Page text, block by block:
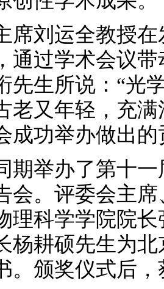
刘运全教授在
通过学术会议
先生所说：“光
老又年轻，充
成功举办做出的
举办了第十一
会。评委会主
理科学学院院
杨耕硕先生为
。颁奖仪式后